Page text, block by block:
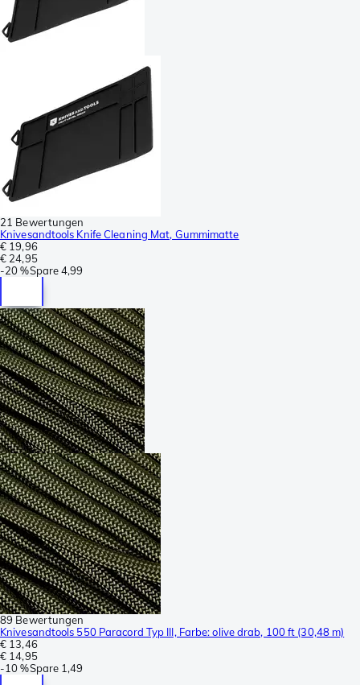
21 Bewertungen
Knivesandtools Knife Cleaning Mat, Gummimatte
€ 19,96
€ 24,95
-20 %Spare4,99
89 Bewertungen
Knivesandtools 550 Paracord Typ III, Farbe: olive drab, 100 ft (30,48 m)
€ 13,46
€ 14,95
-10 %Spare 1,49